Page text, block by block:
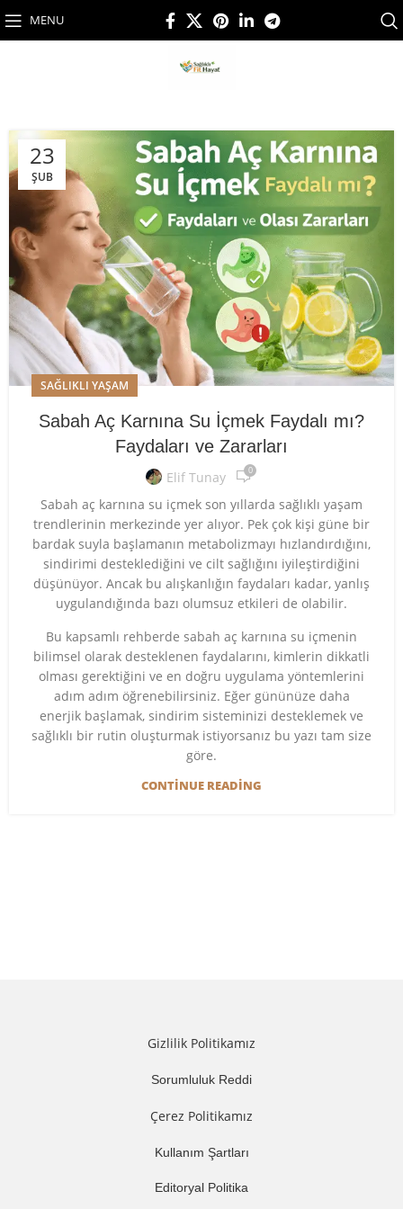
MENU
23
ŞUB
SAĞLIKLI YAŞAM
Sabah Aç Karnına Su İçmek Faydalı mı?
Faydaları ve Zararları
Elif Tunay 0
Sabah aç karnına su içmek son yıllarda sağlıklı yaşam
trendlerinin merkezinde yer alıyor. Pek çok kişi güne bir
bardak suyla başlamanın metabolizmayı hızlandırdığını,
sindirimi desteklediğini ve cilt sağlığını iyileştirdiğini
düşünüyor. Ancak bu alışkanlığın faydaları kadar, yanlış
uygulandığında bazı olumsuz etkileri de olabilir.
Bu kapsamlı rehberde sabah aç karnına su içmenin
bilimsel olarak desteklenen faydalarını, kimlerin dikkatli
olması gerektiğini ve en doğru uygulama yöntemlerini
adım adım öğrenebilirsiniz. Eğer gününüze daha
enerjik başlamak, sindirim sisteminizi desteklemek ve
sağlıklı bir rutin oluşturmak istiyorsanız bu yazı tam size
göre.
CONTINUE READING
Gizlilik Politikamız
Sorumluluk Reddi
Çerez Politikamız
Kullanım Şartları
Editoryal Politika